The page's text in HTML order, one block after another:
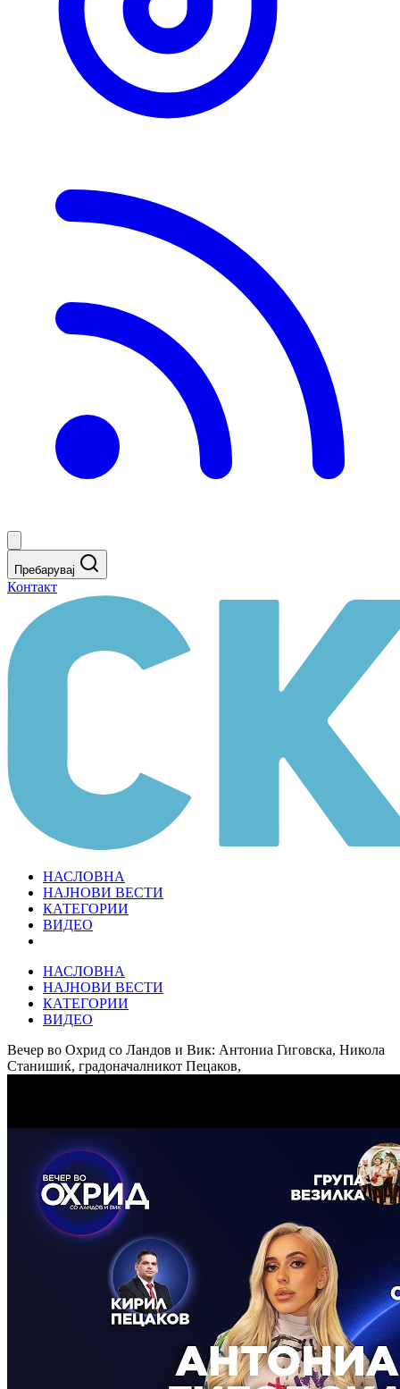
Пребарувај
Контакт
НАСЛОВНА
НАЈНОВИ ВЕСТИ
КАТЕГОРИИ
ВИДЕО
НАСЛОВНА
НАЈНОВИ ВЕСТИ
КАТЕГОРИИ
ВИДЕО
Вечер во Охрид со Ландов и Вик: Антониа Гиговска, Никола
Станишиќ, градоначалникот Пецаков,